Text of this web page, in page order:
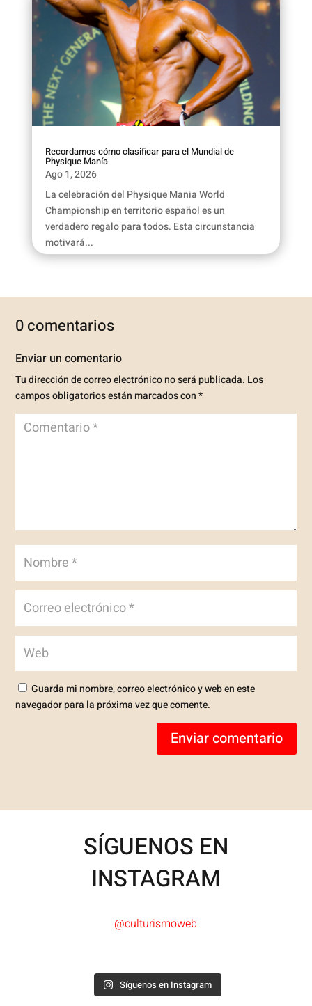
Recordamos cómo clasificar para el Mundial de
Physique Manía
Ago 1, 2026
La celebración del Physique Mania World
Championship en territorio español es un
verdadero regalo para todos. Esta circunstancia
motivará...
0 comentarios
Enviar un comentario
Tu dirección de correo electrónico no será publicada. Los
campos obligatorios están marcados con*
Guarda mi nombre, correo electrónico y web en este
navegador para la próxima vez que comente.
Enviar comentario
SÍGUENOS EN
INSTAGRAM
@culturismoweb
Síguenos en Instagram